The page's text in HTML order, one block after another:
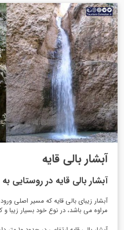
آبشار بالی قایه
آبشار بالی قایه در روستایی
آبشار زیبای بالی قایه که مسیر اصلی
مراوه می باشد، در نوع خود بسیار زیبا